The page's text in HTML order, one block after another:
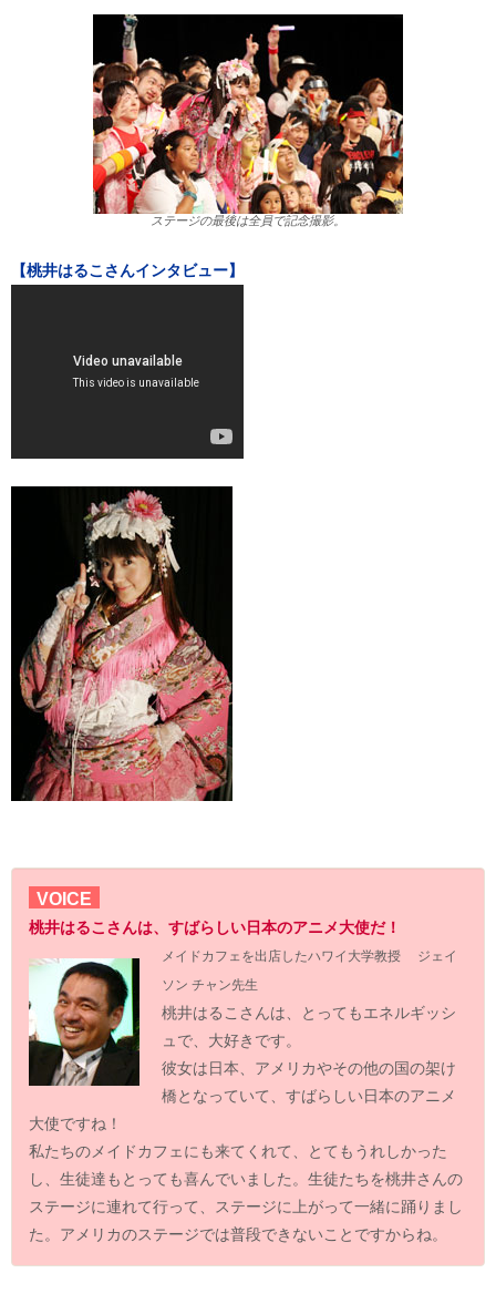
ステージの最後は全員で記念撮影。
【桃井はるこさんインタビュー】
VOICE
桃井はるこさんは、すばらしい日本のアニメ大使だ！
メイドカフェを出店したハワイ大学教授 ジェイ
ソン チャン先生
桃井はるこさんは、とってもエネルギッシ
ュで、大好きです。
彼女は日本、アメリカやその他の国の架け
橋となっていて、すばらしい日本のアニメ
大使ですね！
私たちのメイドカフェにも来てくれて、とてもうれしかった
し、生徒達もとっても喜んでいました。生徒たちを桃井さんの
ステージに連れて行って、ステージに上がって一緒に踊りまし
た。アメリカのステージでは普段できないことですからね。